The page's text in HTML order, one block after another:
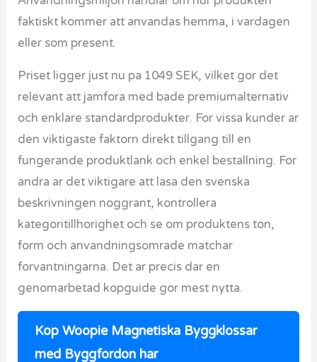
faktiskt kommer att anvandas hemma, i vardagen
eller som present.
Priset ligger just nu pa 1049 SEK, vilket gor det
relevant att jamfora med bade premiumalternativ
och enklare standardprodukter. For vissa kunder ar
den viktigaste faktorn direkt tillgang till en
fungerande produktlank och enkel bestallning. For
andra ar det viktigare att lasa den svenska
beskrivningen noggrant, kontrollera
kategoritillhorighet och se om produktens ton,
form och anvandningsomrade matchar
forvantningarna. Det ar precis dar en
genomarbetad kopguide gor mest nytta.
Kop Woopie Magnetiska Byggklossar
med Byggfordon har